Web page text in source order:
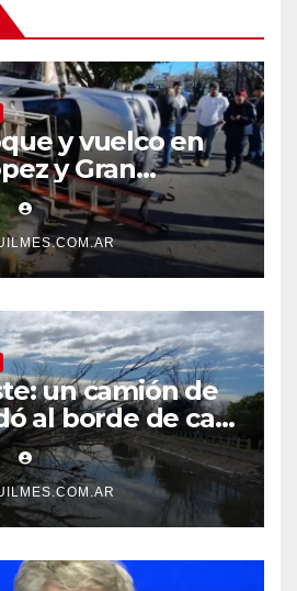
y vuelco en
y Gran
Oeste
un camión de
al borde de caer
Piedras